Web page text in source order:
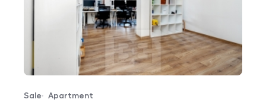
Offer type
Sale
Property type
Apartment